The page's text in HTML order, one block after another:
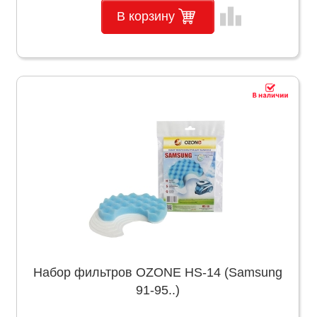
В корзину leaderboard
Набор фильтров OZONE HS-14 (Samsung
91-95..)